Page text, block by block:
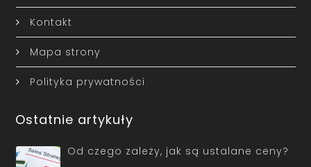
Kontakt
Mapa strony
Polityka prywatności
Ostatnie artykuły
Od czego zależy, jak są ustalane ceny?